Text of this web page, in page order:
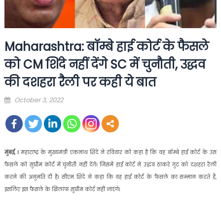
Maharashtra: बॉम्बे हाई कोर्ट के फैसले
को CM शिंदे नहीं देंगे SC में चुनौती, उद्धव
की दशहरा रैली पर कही ये बात
Posted
October 3, 2022
मुंबई, । महाराष्ट्र के मुख्यमंत्री एकनाथ शिंदे ने रविवार को कहा है कि वह बॉम्बे हाई कोर्ट के उस
फैसले को सुप्रीम कोर्ट में चुनौती नहीं देंगे। जिसमें हाई कोर्ट ने उद्धव ठाकरे गुट को दशहरा रैली
करने की अनुमति दी है। सीएम शिंदे ने कहा कि वह हाई कोर्ट के फैसले का सम्मान करते हैं,
इसलिए इस फैसले के खिलाफ सुप्रीम कोर्ट नहीं जाएंगे।